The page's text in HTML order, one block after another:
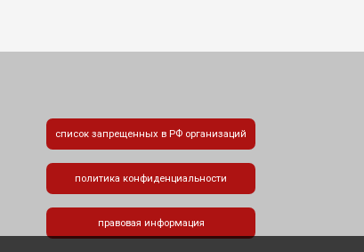
список запрещенных в РФ организаций
политика конфиденциальности
правовая информация